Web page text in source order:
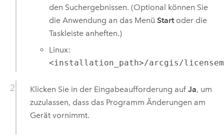
den Suchergebnissen. (Optional können Sie
die Anwendung an das MenüStartoder die
Taskleiste anheften.)
Linux:
<installation_path>/arcgis/
Klicken Sie in der Eingabeaufforderung auf Ja, um
zuzulassen, dass das Programm Änderungen am
Gerät vornimmt.